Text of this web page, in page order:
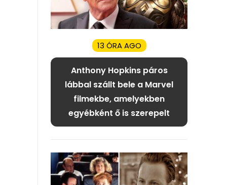
13 ÓRA AGO
Anthony Hopkins páros
lábbal szállt bele a Marvel
filmekbe, amelyekben
egyébként ő is szerepelt